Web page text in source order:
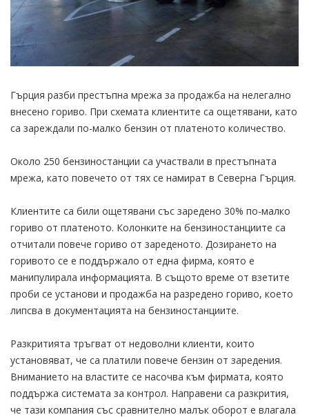
Гърция разби престъпна мрежа за продажба на нелегално
внесено гориво. При схемата клиентите са ощетявани, като
са зареждали по-малко бензин от платеното количество.
Около 250 бензиностанции са участвали в престъпната
мрежа, като повечето от тях се намират в Северна Гърция.
Клиентите са били ощетявани със заредено 30% по-малко
гориво от платеното. Колонките на бензиностанциите са
отчитали повече гориво от зареденото. Дозирането на
горивото се е поддържало от една фирма, която е
манипулирала информацията. В същото време от взетите
проби се установи и продажба на разредено гориво, което
липсва в документацията на бензиностанциите.
Разкритията тръгват от недоволни клиенти, които
установяват, че са платили повече бензин от заредения.
Вниманието на властите се насочва към фирмата, която
поддържа системата за контрол. Направени са разкрития,
че тази компания със сравнително малък оборот е влагала